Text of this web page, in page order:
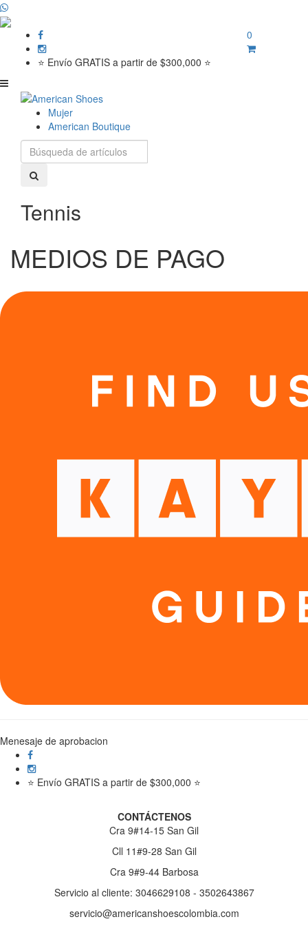
⭐ Envío GRATIS a partir de $300,000 ⭐
0
Mujer
American Boutique
Tennis
MEDIOS DE PAGO
Menesaje de aprobacion
⭐ Envío GRATIS a partir de $300,000 ⭐
CONTÁCTENOS
Cra 9#14-15 San Gil
Cll 11#9-28 San Gil
Cra 9#9-44 Barbosa
Servicio al cliente: 3046629108 - 3502643867
servicio@americanshoescolombia.com